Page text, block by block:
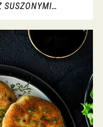
SUSZONYMI…